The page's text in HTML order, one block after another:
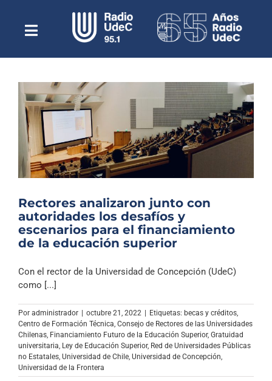
contenidoToggle
NavigationEscuchar Radio UdeC en vivo
Quiénes Somos
Programación
Podcast
Noticias
Reportajes
Columnas
Música Clásica
Rectores analizaron junto con
autoridades los desafíos y
escenarios para el financiamiento
de la educación superior
Con el rector de la Universidad de Concepción (UdeC)
como [...]
Por administrador octubre 21, 2022 Etiquetas: becas y créditos,
Centro de Formación Técnica, Consejo de Rectores de las Universidades
Chilenas, Financiamiento Futuro de la Educación Superior, Gratuidad
universitaria, Ley de Educación Superior, Red de Universidades Públicas
no Estatales, Universidad de Chile, Universidad de Concepción,
Universidad de la Frontera